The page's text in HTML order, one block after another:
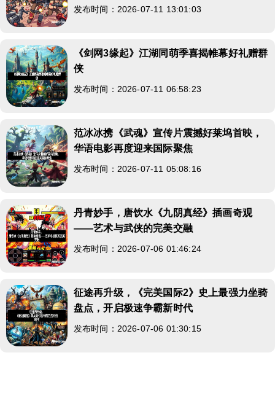
发布时间：2026-07-11 13:01:03
《剑网3缘起》江湖同萌季喜揭帷幕好礼赠群
侠
发布时间：2026-07-11 06:58:23
范冰冰携《武魂》宣传片震撼好莱坞首映，
华语电影再度迎来国际聚焦
发布时间：2026-07-11 05:08:16
丹青妙手，唐饮水《九阴真经》插画奇观
——艺术与武侠的完美交融
发布时间：2026-07-06 01:46:24
征途再升级，《完美国际2》史上最强力坐骑
盘点，开启极速争霸新时代
发布时间：2026-07-06 01:30:15